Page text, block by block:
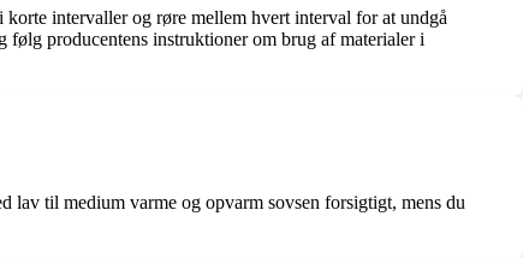
intervaller og røre mellem hvert interval for at undgå
producentens instruktioner om brug af materialer i
lav til medium varme og opvarm sovsen forsigtigt, mens du